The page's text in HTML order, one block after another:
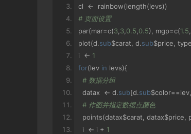
cl <-
  rainbow
(length(levs))
# 页面设置
par(mar=c(3 3 0.5 0.5), mgp=c(1.5
plot(d.sub$carat d.sub$price type
i <- 1
for(lev in levs){
# 数据分组
  datax
<- d.sub[d.sub$color==lev
# 作图并指定数据点颜色
  points
(datax$carat datax$price
  i
<- i + 1